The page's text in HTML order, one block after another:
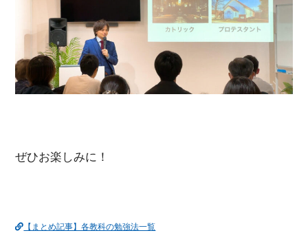
ぜひお楽しみに！
【まとめ記事】各教科の勉強法一覧